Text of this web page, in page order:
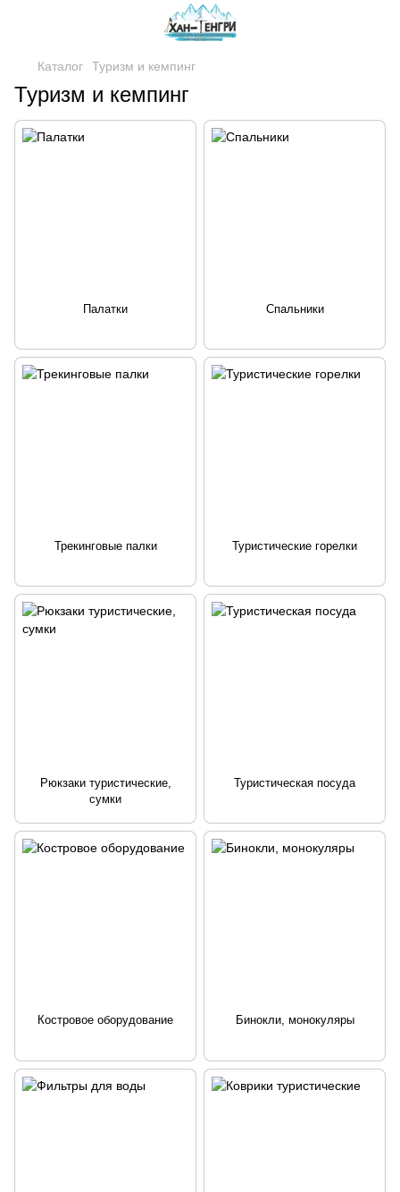
Каталог Туризм и кемпинг
Туризм и кемпинг
Палатки Спальники
Трекинговые палки Туристические горелки
Рюкзаки туристические,
сумки
Туристическая посуда
Костровое оборудование Бинокли, монокуляры